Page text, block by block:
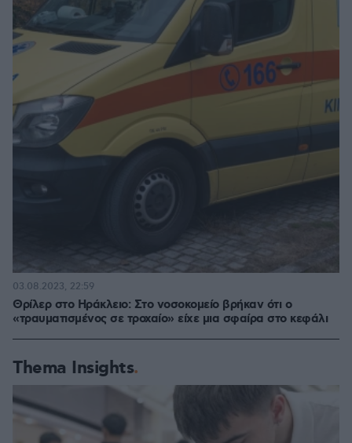
Θρίλερ στο Ηράκλειο: Στο νοσοκομείο βρήκαν ότι ο
«τραυματισμένος σε τροχαίο» είχε μια σφαίρα στο κεφάλι
03.08.2023, 22:59
Thema Insights